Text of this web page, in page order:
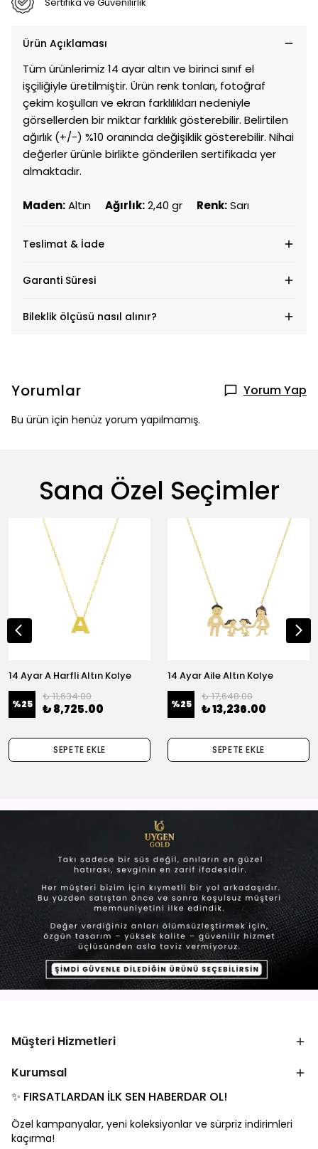
Ürün Açıklaması
Tüm ürünlerimiz 14 ayar altın ve birinci sınıf el
işçiliğiyle üretilmiştir. Ürün renk tonları, fotoğraf
çekim koşulları ve ekran farklılıkları nedeniyle
görsellerden bir miktar farklılık gösterebilir. Belirtilen
ağırlık (+/-) %10 oranında değişiklik gösterebilir. Nihai
değerler ürünle birlikte gönderilen sertifikada yer
almaktadır.
Maden:Altın Ağırlık:2,40 gr Renk:Sarı
Teslimat & İade
Garanti Süresi
Bileklik ölçüsü nasıl alınır?
Yorumlar Yorum Yap
Bu ürün için henüz yorum yapılmamış.
Sana Özel Seçimler
14 Ayar A Harfli Altın Kolye
%25
₺ 11,634.00
₺ 8,725.00
SEPETE EKLE
14 Ayar Aile Altın Kolye
%25
₺ 17,648.00
₺ 13,236.00
SEPETE EKLE
Müşteri Hizmetleri
Kurumsal
✨ FIRSATLARDAN İLK SEN HABERDAR OL!
Özel kampanyalar, yeni koleksiyonlar ve sürpriz indirimleri
kaçırma!